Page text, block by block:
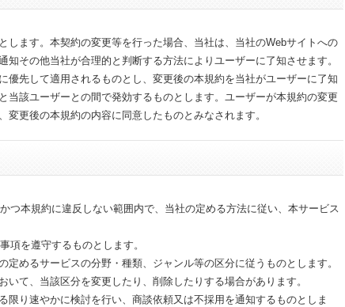
します。本契約の変更等を行った場合、当社は、当社のWebサイトへの
知その他当社が合理的と判断する方法によりユーザーに了知させます。
優先して適用されるものとし、変更後の本規約を当社がユーザーに了知
当該ユーザーとの間で発効するものとします。ユーザーが本規約の変更
更後の本規約の内容に同意したものとみなされます。
つ本規約に違反しない範囲内で、当社の定める方法に従い、本サービス
項を遵守するものとします。
定めるサービスの分野・種類、ジャンル等の区分に従うものとします。
て、当該区分を変更したり、削除したりする場合があります。
限り速やかに検討を行い、商談依頼又は不採用を通知するものとしま